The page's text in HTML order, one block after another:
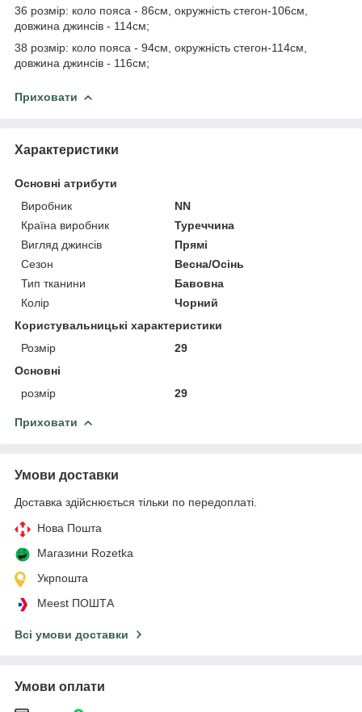
36 розмір: коло пояса - 86см, окружність стегон-106см,
довжина джинсів - 114см;
38 розмір: коло пояса - 94см, окружність стегон-114см,
довжина джинсів - 116см;
Приховати
Характеристики
Основні атрибути
Виробник
NN
Країна виробник
Туреччина
Вигляд джинсів
Прямі
Сезон
Весна/Осінь
Тип тканини
Бавовна
Колір
Чорний
Користувальницькі характеристики
Розмір
29
Основні
розмір
29
Приховати
Умови доставки
Доставка здійснюється тільки по передоплаті.
Нова Пошта
Магазини Rozetka
Укрпошта
Meest ПОШТА
Всі умови доставки
Умови оплати